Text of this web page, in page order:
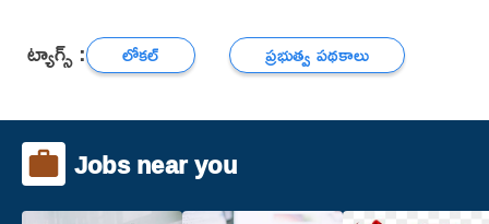
ట్యాగ్స్ : లోకల్ ప్రభుత్వ పథకాలు
Jobs near you